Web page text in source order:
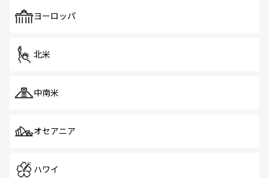
で、ホーカーズは地元の風情を楽しめる外せないスポット
ヨーロッパ
北米
中南米
オセアニア
ハワイ